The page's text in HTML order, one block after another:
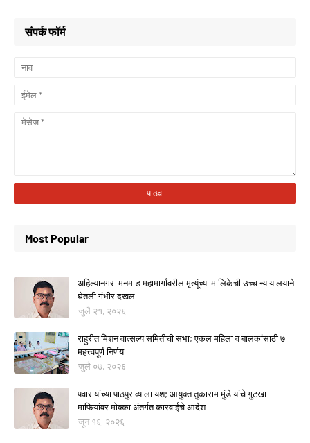
संपर्क फॉर्म
Most Popular
अहिल्यानगर–मनमाड महामार्गावरील मृत्यूंच्या मालिकेची उच्च न्यायालयाने
घेतली गंभीर दखल
जुलै २१, २०२६
राहुरीत मिशन वात्सल्य समितीची सभा; एकल महिला व बालकांसाठी ७
महत्त्वपूर्ण निर्णय
जुलै ०७, २०२६
पवार यांच्या पाठपुराव्याला यश; आयुक्त तुकाराम मुंडे यांचे गुटखा
माफियांवर मोक्का अंतर्गत कारवाईचे आदेश
जून १६, २०२६